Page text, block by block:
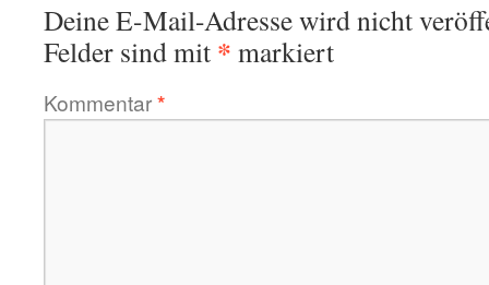
Deine E-Mail-Adresse wird nicht
Felder sind mit * markiert
Kommentar*